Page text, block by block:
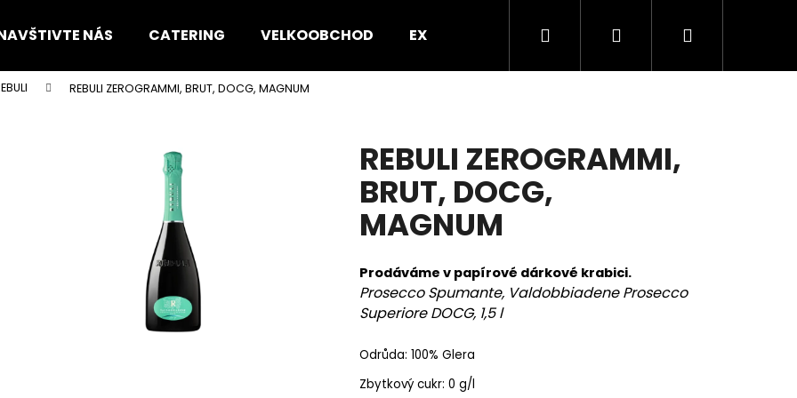
NÁS CATERING VELKOOBCHOD EXPRES PO PRAZE VEČÍREK V PROSEKÁRNĚ
Hledat PřihlášeníNákupní
REBULI ZEROGRAMMI, BRUT, DOCG, MAGNUM
REBULI ZEROGRAMMI,
BRUT, DOCG,
MAGNUM
Prodáváme v papírové dárkové krabici.
Prosecco Spumante, Valdobbiadene Prosecco
Superiore DOCG, 1,5 l
Odrůda: 100% Glera
Zbytkový cukr: 0 g/l
Co potřebujete najít?
Doporučujeme